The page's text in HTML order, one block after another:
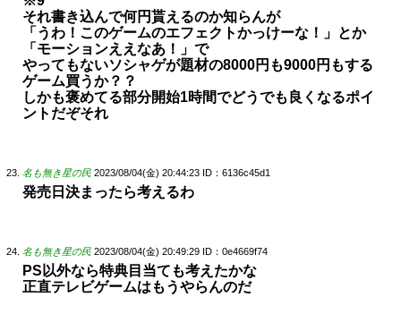
それ書き込んで何円貰えるのか知らんが
「うわ！このゲームのエフェクトかっけーな！」とか
「モーションええなあ！」で
やってもないソシャゲが題材の8000円も9000円もする
ゲーム買うか？？
しかも褒めてる部分開始1時間でどうでも良くなるポイ
ントだぞそれ
名も無き星の民 2023/08/04(金) 20:44:23 ID：6136c45d1
発売日決まったら考えるわ
名も無き星の民 2023/08/04(金) 20:49:29 ID：0e4669f74
PS以外なら特典目当ても考えたかな
正直テレビゲームはもうやらんのだ